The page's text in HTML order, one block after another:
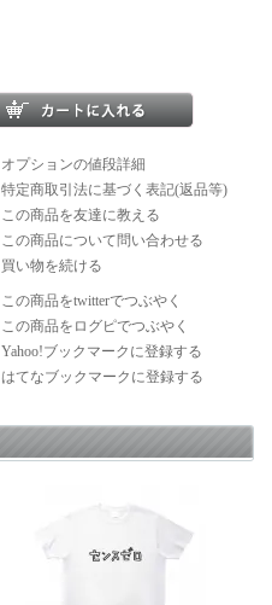
オプションの値段詳細
特定商取引法に基づく表記(返品等)
この商品を友達に教える
この商品について問い合わせる
買い物を続ける
この商品をtwitterでつぶやく
この商品をログピでつぶやく
Yahoo!ブックマークに登録する
はてなブックマークに登録する